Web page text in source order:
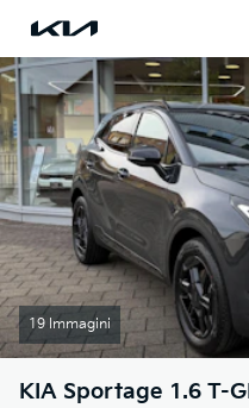
19 Immagini
KIA Sportage 1.6 T-